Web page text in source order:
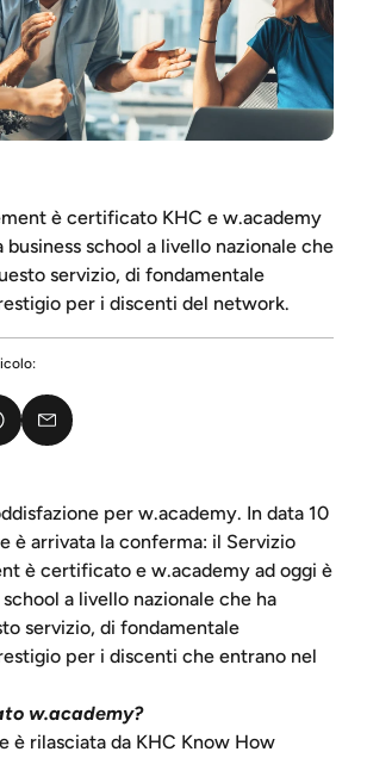
è certificato KHC e w.academy
business school a livello nazionale che
servizio, di fondamentale
per i discenti del network.
per w.academy. In data 10
è arrivata la conferma: il Servizio
è certificato e w.academy ad oggi è
school a livello nazionale che ha
servizio, di fondamentale
per i discenti che entrano nel
w.academy?
è rilasciata da KHC Know How